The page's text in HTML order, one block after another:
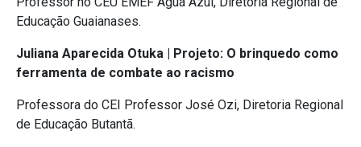
Educação Guaianases.
Juliana Aparecida Otuka | Projeto: O brinquedo como
ferramenta de combate ao racismo
Professora do CEI Professor José Ozi, Diretoria Regional
de Educação Butantã.